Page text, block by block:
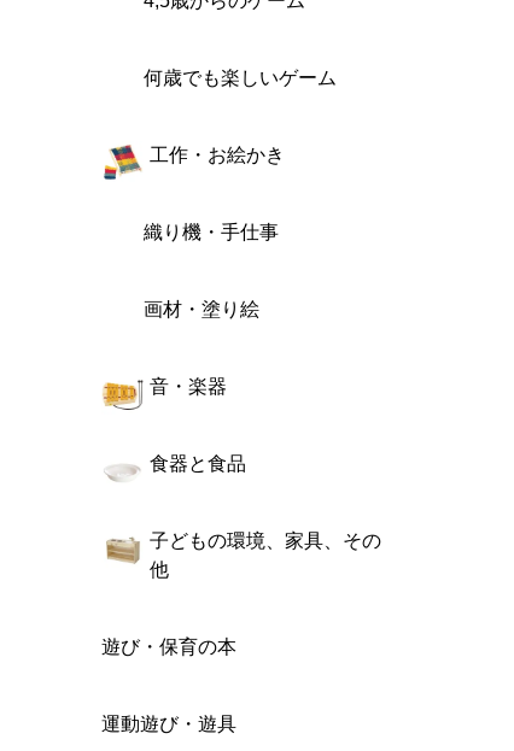
何歳でも楽しいゲーム
工作・お絵かき
織り機・手仕事
画材・塗り絵
音・楽器
食器と食品
子どもの環境、家具、その
他
遊び・保育の本
運動遊び・遊具